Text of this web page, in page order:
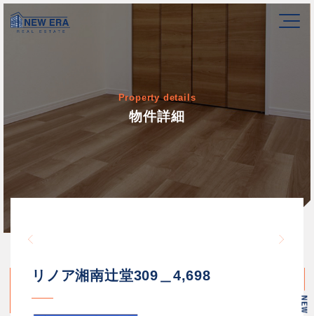
Property details
物件詳細
/home/newerakk/
リノア湘南辻堂309＿4,698